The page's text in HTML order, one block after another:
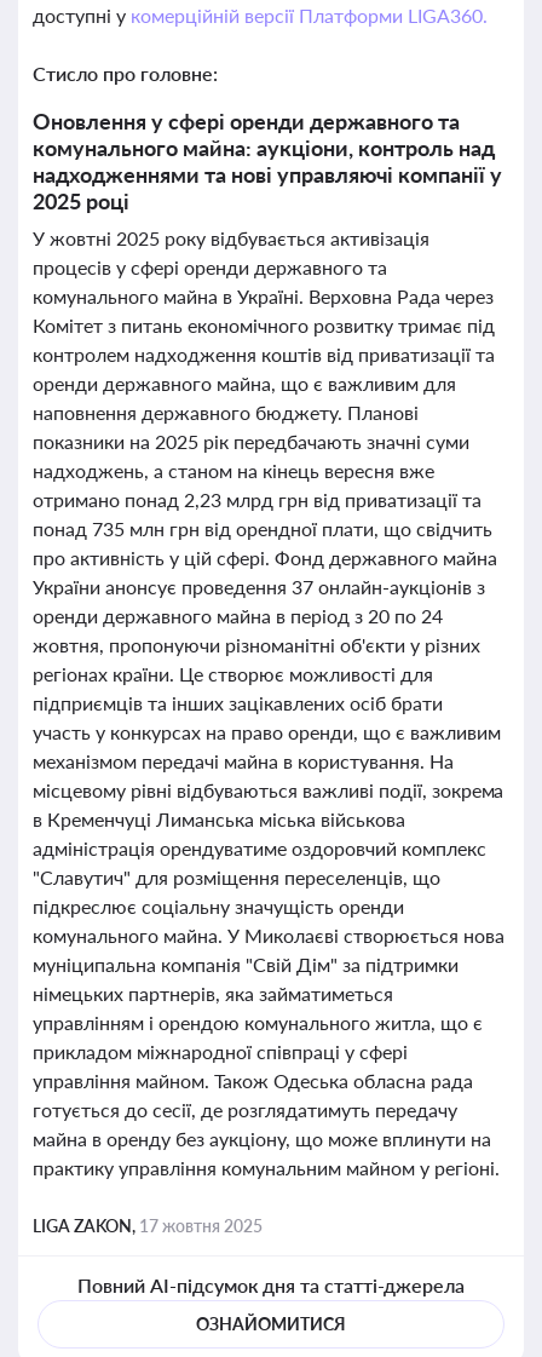
доступні у комерційній версії Платформи LIGA360.
Стисло про головне:
Оновлення у сфері оренди державного та
комунального майна: аукціони, контроль над
надходженнями та нові управляючі компанії у
2025 році
У жовтні 2025 року відбувається активізація
процесів у сфері оренди державного та
комунального майна в Україні. Верховна Рада через
Комітет з питань економічного розвитку тримає під
контролем надходження коштів від приватизації та
оренди державного майна, що є важливим для
наповнення державного бюджету. Планові
показники на 2025 рік передбачають значні суми
надходжень, а станом на кінець вересня вже
отримано понад 2,23 млрд грн від приватизації та
понад 735 млн грн від орендної плати, що свідчить
про активність у цій сфері. Фонд державного майна
України анонсує проведення 37 онлайн-аукціонів з
оренди державного майна в період з 20 по 24
жовтня, пропонуючи різноманітні об'єкти у різних
регіонах країни. Це створює можливості для
підприємців та інших зацікавлених осіб брати
участь у конкурсах на право оренди, що є важливим
механізмом передачі майна в користування. На
місцевому рівні відбуваються важливі події, зокрема
в Кременчуці Лиманська міська військова
адміністрація орендуватиме оздоровчий комплекс
"Славутич" для розміщення переселенців, що
підкреслює соціальну значущість оренди
комунального майна. У Миколаєві створюється нова
муніципальна компанія "Свій Дім" за підтримки
німецьких партнерів, яка займатиметься
управлінням і орендою комунального житла, що є
прикладом міжнародної співпраці у сфері
управління майном. Також Одеська обласна рада
готується до сесії, де розглядатимуть передачу
майна в оренду без аукціону, що може вплинути на
практику управління комунальним майном у регіоні.
LIGA ZAKON, 17 жовтня 2025
Повний AI-підсумок дня та статті-джерела
ОЗНАЙОМИТИСЯ